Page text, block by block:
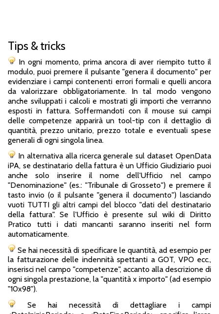
Tips & tricks
In ogni momento, prima ancora di aver riempito tutto il
modulo, puoi premere il pulsante "genera il documento" per
evidenziare i campi contenenti errori formali e quelli ancora
da valorizzare obbligatoriamente. In tal modo vengono
anche sviluppati i calcoli e mostrati gli importi che verranno
esposti in fattura. Soffermandoti con il mouse sui campi
delle competenze apparirà un tool-tip con il dettaglio di
quantità, prezzo unitario, prezzo totale e eventuali spese
generali di ogni singola linea.
In alternativa alla ricerca generale sul dataset OpenData
iPA, se destinatario della fattura è un Ufficio Giudiziario puoi
anche solo inserire il nome dell'Ufficio nel campo
"Denominazione" (es.: "Tribunale di Grosseto") e premere il
tasto invio (o il pulsante "genera il documento") lasciando
vuoti TUTTI gli altri campi del blocco "dati del destinatario
della fattura". Se l'Ufficio è presente sul wiki di Diritto
Pratico tutti i dati mancanti saranno inseriti nel form
automaticamente.
Se hai necessità di specificare le quantità, ad esempio per
la fatturazione delle indennità spettanti a GOT, VPO ecc.,
inserisci nel campo "competenze", accanto alla descrizione di
ogni singola prestazione, la "quantità x importo" (ad esempio
"10x98").
Se hai necessità di dettagliare i campi